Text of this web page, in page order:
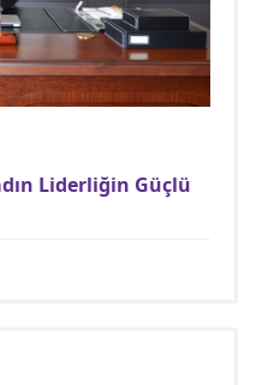
Liderliğin Güçlü